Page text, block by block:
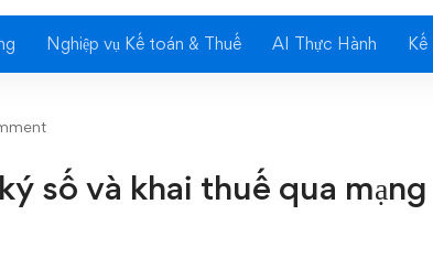
Nghiệp vụ Kế toán & Thuế AI Thực Hành Kế
số và khai thuế qua mạng